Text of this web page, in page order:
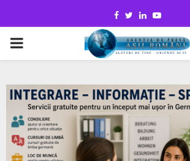
Facebook
TwitterLinkedinYoutube
PRIMARY